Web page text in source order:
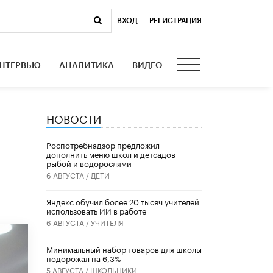
ВХОД РЕГИСТРАЦИЯ
АНАЛИТИКА ВИДЕО
НОВОСТИ
Роспотребнадзор предложил
дополнить меню школ и детсадов
рыбой и водорослями
6 АВГУСТА / ДЕТИ
​Яндекс обучил более 20 тысяч учителей
использовать ИИ в работе
6 АВГУСТА /УЧИТЕЛЯ
Минимальный набор товаров для школы
подорожал на 6,3%
5 АВГУСТА / ШКОЛЬНИКИ